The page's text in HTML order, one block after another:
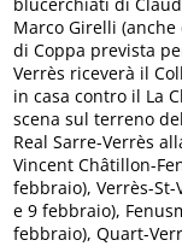
Marco Girelli
di Coppa prevista
Verrès riceverà il
in casa contro il La
scena sul terreno
Real Sarre-Verrès
Vincent Châtillon-
febbraio), Verrès-
e 9 febbraio),
febbraio), Quart-